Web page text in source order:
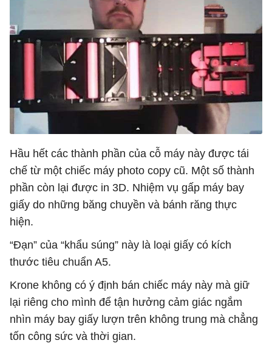
Hầu hết các thành phần của cỗ máy này được tái
chế từ một chiếc máy photo copy cũ. Một số thành
phần còn lại được in 3D. Nhiệm vụ gấp máy bay
giấy do những băng chuyền và bánh răng thực
hiện.
“Đạn” của “khẩu súng” này là loại giấy có kích
thước tiêu chuẩn A5.
Krone không có ý định bán chiếc máy này mà giữ
lại riêng cho mình để tận hưởng cảm giác ngắm
nhìn máy bay giấy lượn trên không trung mà chẳng
tốn công sức và thời gian.